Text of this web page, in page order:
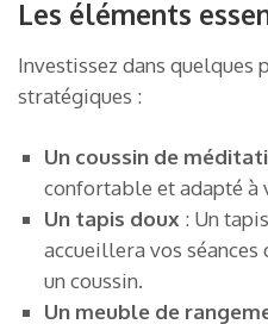
Les éléments
Investissez dans
stratégiques :
Un coussin de
confortable et adapté à
Un tapis doux : Un
accueillera vos
un coussin.
Un meuble de